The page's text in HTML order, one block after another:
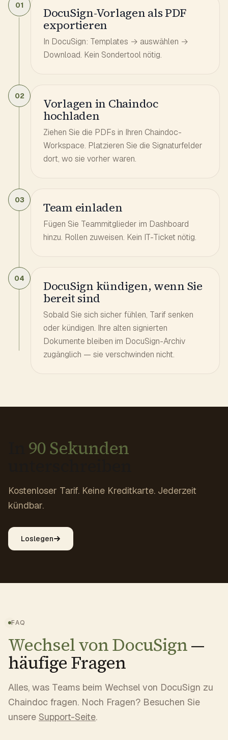
01
DocuSign-Vorlagen als PDF
exportieren
In DocuSign: Templates → auswählen →
Download. Kein Sondertool nötig.
02
Vorlagen in Chaindoc
hochladen
Ziehen Sie die PDFs in Ihren Chaindoc-
Workspace. Platzieren Sie die Signaturfelder
dort, wo sie vorher waren.
03 Team einladen
Fügen Sie Teammitglieder im Dashboard
hinzu. Rollen zuweisen. Kein IT-Ticket nötig.
04
DocuSign kündigen, wenn Sie
bereit sind
Sobald Sie sich sicher fühlen, Tarif senken
oder kündigen. Ihre alten signierten
Dokumente bleiben im DocuSign-Archiv
zugänglich — sie verschwinden nicht.
90 Sekunden
Kostenloser Tarif. Keine Kreditkarte. Jederzeit
kündbar.
Loslegen
FAQ
Wechsel von DocuSign—
häufige Fragen
Alles, was Teams beim Wechsel von DocuSign zu
Chaindoc fragen. Noch Fragen? Besuchen Sie
unsere Support-Seite.